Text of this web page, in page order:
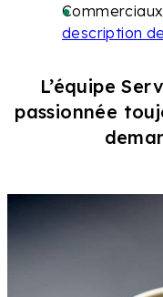
description
L’équipe
passionnée